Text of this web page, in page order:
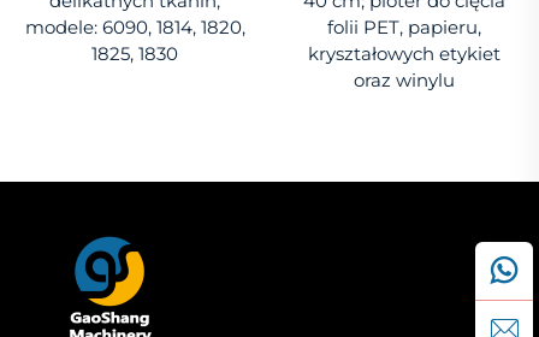
modele: 6090, 1814, 1820,
1825, 1830
folii PET, papieru,
kryształowych etykiet
oraz winylu